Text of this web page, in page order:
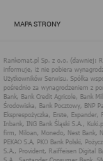
MAPA STRONY
dostosowanie
Więcej informacji
serwisie dostępne
Polityka
o.o.
k.)